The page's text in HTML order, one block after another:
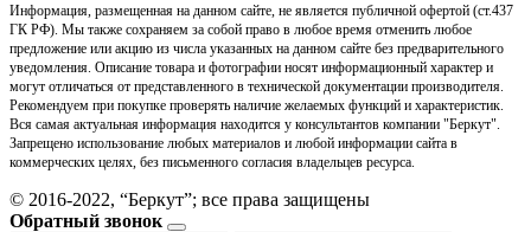
Информация, размещенная на данном сайте, не является публичной офертой (ст.437
ГК РФ). Мы также сохраняем за собой право в любое время отменить любое
предложение или акцию из числа указанных на данном сайте без предварительного
уведомления. Описание товара и фотографии носят информационный характер и
могут отличаться от представленного в технической документации производителя.
Рекомендуем при покупке проверять наличие желаемых функций и характеристик.
Вся самая актуальная информация находится у консультантов компании "Беркут".
Запрещено использование любых материалов и любой информации сайта в
коммерческих целях, без письменного согласия владельцев ресурса.
© 2016-2022, “Беркут”; все права защищены
Обратный звонок